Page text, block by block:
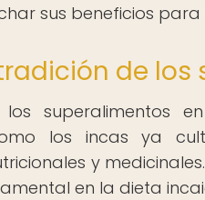
sus beneficios para
de los
superalimentos
los incas ya
y
en la dieta